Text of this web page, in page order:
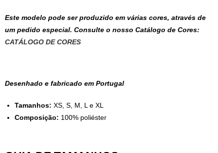
Este modelo pode ser produzido em várias cores, através de
um pedido especial. Consulte o nosso Catálogo de Cores:
CATÁLOGO DE CORES
Desenhado e fabricado em Portugal
Tamanhos: XS, S, M, L e XL
Composição: 100% poliéster